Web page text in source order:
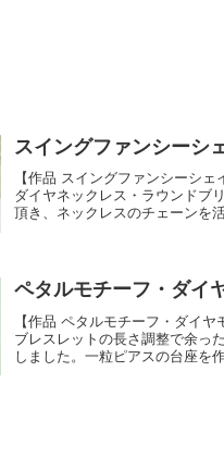
スイングファンシーシ
【作品 スイングファンシーシ
ダイヤネックレス・ラウンドブ
頂き、ネックレスのチェーンを
ペタルモチーフ・ダイ
【作品 ペタルモチーフ・ダイ
ブレスレットの長さ調整で余っ
しました。一粒ピアスの台座を